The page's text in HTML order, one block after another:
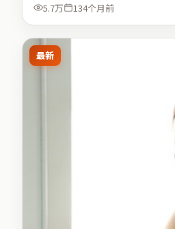
5.7万
134个月前
最新